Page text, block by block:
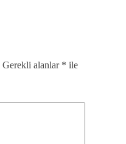
Gerekli alanlar * ile